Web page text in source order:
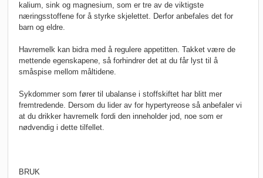
kalium, sink og magnesium, som er tre av de viktigste
næringsstoffene for å styrke skjelettet. Derfor anbefales det for
barn og eldre.
Havremelk kan bidra med å regulere appetitten. Takket være de
mettende egenskapene, så forhindrer det at du får lyst til å
småspise mellom måltidene.
Sykdommer som fører til ubalanse i stoffskiftet har blitt mer
fremtredende. Dersom du lider av for hypertyreose så anbefaler vi
at du drikker havremelk fordi den inneholder jod, noe som er
nødvendig i dette tilfellet.
BRUK